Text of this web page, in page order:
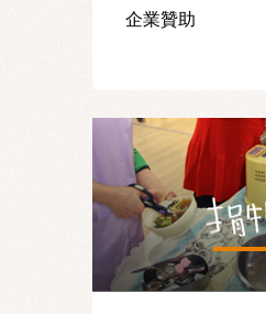
企業贊助